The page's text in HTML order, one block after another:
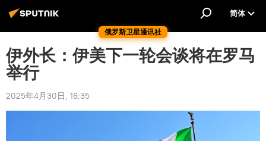
俄罗斯卫星通讯社
简体
伊外长：伊美下一轮会谈将在罗马
举行
2025年4月30日, 16:35